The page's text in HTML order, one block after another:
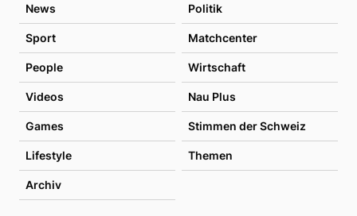
News Politik
Sport Matchcenter
People Wirtschaft
Videos Nau Plus
Games Stimmen der Schweiz
Lifestyle Themen
Archiv